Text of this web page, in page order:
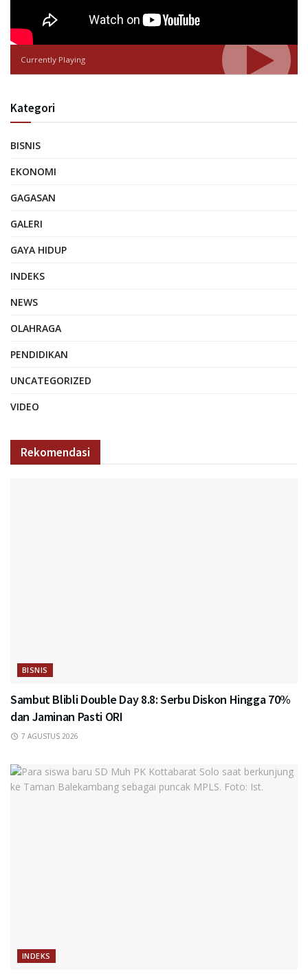
Currently Playing
Kategori
BISNIS
EKONOMI
GAGASAN
GALERI
GAYA HIDUP
INDEKS
NEWS
OLAHRAGA
PENDIDIKAN
UNCATEGORIZED
VIDEO
Rekomendasi
BISNIS
Sambut Blibli Double Day 8.8: Serbu Diskon Hingga 70%
dan Jaminan Pasti ORI
7 AGUSTUS 2026
INDEKS